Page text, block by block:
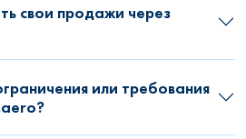
свои продажи через
или требования